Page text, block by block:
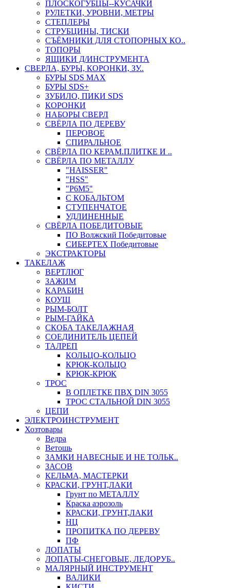
ПЛОСКОГУБЦЫ--КУСАЧКИ
РУЛЕТКИ, УРОВНИ, МЕТРЫ
СТЕПЛЕРЫ
СТРУБЦИНЫ, ТИСКИ
СЪЁМНИКИ ДЛЯ СТОПОРНЫХ КО..
ТОПОРЫ
ЯЩИКИ Д/ИНСТРУМЕНТА
СВЕРЛА, БУРЫ, КОРОНКИ, ЗУ..
БУРЫ SDS MAX
БУРЫ SDS+
ЗУБИЛО, ПИКИ SDS
КОРОНКИ
НАБОРЫ СВЕРЛ
СВЁРЛА ПО ДЕРЕВУ
ПЕРОВОЕ
СПИРАЛЬНОЕ
СВЁРЛА ПО КЕРАМ.ПЛИТКЕ И ..
СВЁРЛА ПО МЕТАЛЛУ
"HAISSER"
"HSS"
"Р6М5"
С КОБАЛЬТОМ
СТУПЕНЧАТОЕ
УДЛИНЕННЫЕ
СВЁРЛА ПОБЕДИТОВЫЕ
ПО Волжский Победитовые
СИБЕРТЕХ Победитовые
ЭКСТРАКТОРЫ
ТАКЕЛАЖ
ВЕРТЛЮГ
ЗАЖИМ
КАРАБИН
КОУШ
РЫМ-БОЛТ
РЫМ-ГАЙКА
СКОБА ТАКЕЛАЖНАЯ
СОЕДИНИТЕЛЬ ЦЕПЕЙ
ТАЛРЕП
КОЛЬЦО-КОЛЬЦО
КРЮК-КОЛЬЦО
КРЮК-КРЮК
ТРОС
В ОПЛЕТКЕ ПВХ DIN 3055
ТРОС СТАЛЬНОЙ DIN 3055
ЦЕПИ
ЭЛЕКТРОИНСТРУМЕНТ
Хозтовары
Ведра
Ветошь
ЗАМКИ НАВЕСНЫЕ И НЕ ТОЛЬК..
ЗАСОВ
КЕЛЬМА, МАСТЕРКИ
КРАСКИ, ГРУНТ,ЛАКИ
Грунт по МЕТАЛЛУ
Краска аэрозоль
КРАСКИ, ГРУНТ,ЛАКИ
НЦ
ПРОПИТКА ПО ДЕРЕВУ
ПФ
ЛОПАТЫ
ЛОПАТЫ-СНЕГОВЫЕ, ЛЕДОРУБ..
МАЛЯРНЫЙ ИНСТРУМЕНТ
ВАЛИКИ